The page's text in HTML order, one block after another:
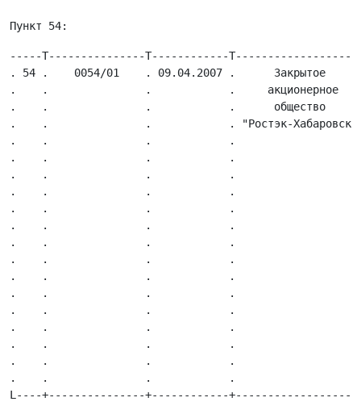
-----T---------------T------------
. 54 .    0054/01    . 09.04.2007 .      Закрытое
.    .               .            .     акционерное
.    .               .            .      общество
.    .               .            . "Ростэк-
.    .               .            .
.    .               .            .
.    .               .            .
.    .               .            .
.    .               .            .
.    .               .            .
.    .               .            .
.    .               .            .
.    .               .            .
.    .               .            .
.    .               .            .
.    .               .            .
.    .               .            .
.    .               .            .
.    .               .            .